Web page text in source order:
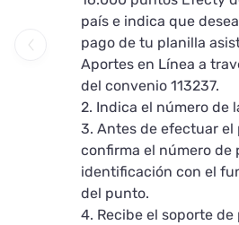
país e indica que
pago de tu planilla
Aportes en Línea a
del convenio 113237.
2. Indica el número de
3. Antes de efectuar el
confirma el número de
identificación con el
del punto.
4. Recibe el soporte de